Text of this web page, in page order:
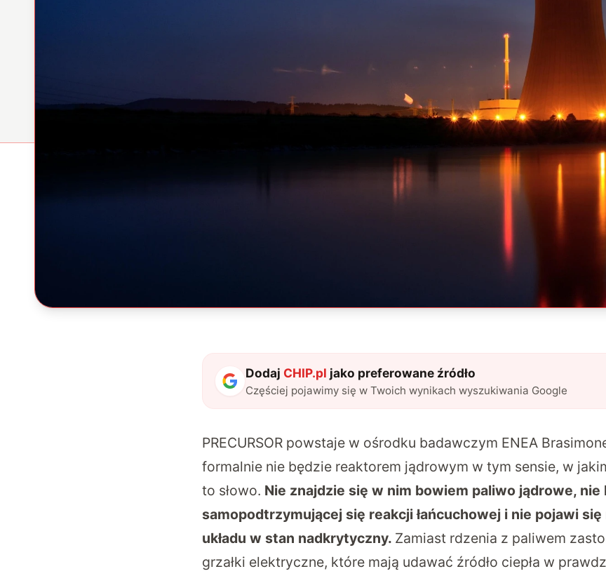
Dodaj CHIP.pl jako preferowane źródło
Częściej pojawimy się w Twoich wynikach wyszukiwania Google
PRECURSOR powstaje w ośrodku badawczym ENEA
formalnie nie będzie reaktorem jądrowym w tym sensie, w
to słowo. Nie znajdzie się w nim bowiem paliwo jądrowe, nie
samopodtrzymującej się reakcji łańcuchowej i nie pojawi
układu w stan nadkrytyczny. Zamiast rdzenia z paliwem
grzałki elektryczne, które mają udawać źródło ciepła w